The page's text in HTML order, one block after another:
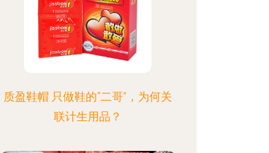
质盈鞋帽 只做鞋的“二哥”，为何关
联计生用品？